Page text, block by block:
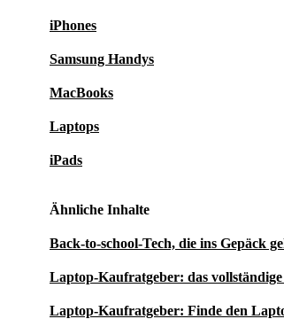
iPhones
Samsung Handys
MacBooks
Laptops
iPads
Ähnliche Inhalte
Back-to-school-Tech, die ins Gepäck
Laptop-Kaufratgeber: das
Laptop-Kaufratgeber: Finde den